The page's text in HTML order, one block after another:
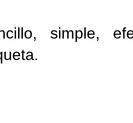
simple,
.